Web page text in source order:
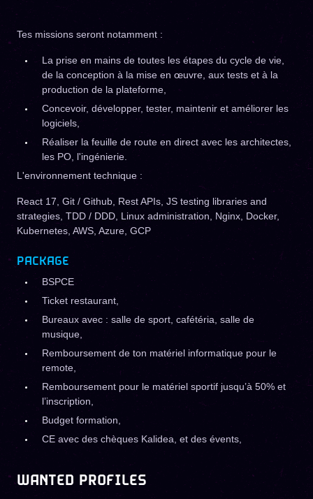
Tes missions seront notamment :
La prise en mains de toutes les étapes du cycle de vie,
de la conception à la mise en œuvre, aux tests et à la
production de la plateforme,
Concevoir, développer, tester, maintenir et améliorer les
logiciels,
Réaliser la feuille de route en direct avec les architectes,
les PO, l'ingénierie.
L'environnement technique :
React 17, Git / Github, Rest APIs, JS testing libraries and
strategies, TDD / DDD, Linux administration, Nginx, Docker,
Kubernetes, AWS, Azure, GCP
PACKAGE
BSPCE
Ticket restaurant,
Bureaux avec : salle de sport, cafétéria, salle de
musique,
Remboursement de ton matériel informatique pour le
remote,
Remboursement pour le matériel sportif jusqu’à 50% et
l’inscription,
Budget formation,
CE avec des chèques Kalidea, et des évents,
WANTED PROFILES